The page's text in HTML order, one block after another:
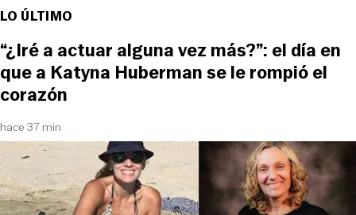
LO ÚLTIMO
hace 37 min
“¿Iré a actuar alguna vez más?”: el día en
que a Katyna Huberman se le rompió el
corazón